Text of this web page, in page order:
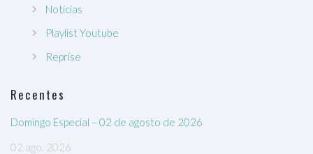
Notícias
Playlist Youtube
Reprise
Recentes
Domingo Especial – 02 de agosto de 2026
02 ago, 2026